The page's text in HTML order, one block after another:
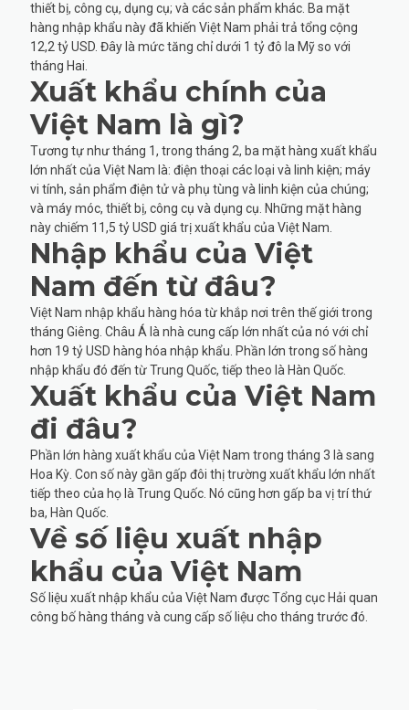
thiết bị, công cụ, dụng cụ; và các sản phẩm khác. Ba mặt
hàng nhập khẩu này đã khiến Việt Nam phải trả tổng cộng
12,2 tỷ USD. Đây là mức tăng chỉ dưới 1 tỷ đô la Mỹ so với
tháng Hai.
Xuất khẩu chính của
Việt Nam là gì?
Tương tự như tháng 1, trong tháng 2, ba mặt hàng xuất khẩu
lớn nhất của Việt Nam là: điện thoại các loại và linh kiện; máy
vi tính, sản phẩm điện tử và phụ tùng và linh kiện của chúng;
và máy móc, thiết bị, công cụ và dụng cụ. Những mặt hàng
này chiếm 11,5 tỷ USD giá trị xuất khẩu của Việt Nam.
Nhập khẩu của Việt
Nam đến từ đâu?
Việt Nam nhập khẩu hàng hóa từ khắp nơi trên thế giới trong
tháng Giêng. Châu Á là nhà cung cấp lớn nhất của nó với chỉ
hơn 19 tỷ USD hàng hóa nhập khẩu. Phần lớn trong số hàng
nhập khẩu đó đến từ Trung Quốc, tiếp theo là Hàn Quốc.
Xuất khẩu của Việt Nam
đi đâu?
Phần lớn hàng xuất khẩu của Việt Nam trong tháng 3 là sang
Hoa Kỳ. Con số này gần gấp đôi thị trường xuất khẩu lớn nhất
tiếp theo của họ là Trung Quốc. Nó cũng hơn gấp ba vị trí thứ
ba, Hàn Quốc.
Về số liệu xuất nhập
khẩu của Việt Nam
Số liệu xuất nhập khẩu của Việt Nam được Tổng cục Hải quan
công bố hàng tháng và cung cấp số liệu cho tháng trước đó.